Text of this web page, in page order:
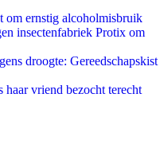
om ernstig alcoholmisbruik
insectenfabriek Protix om
droogte: Gereedschapskist
haar vriend bezocht terecht